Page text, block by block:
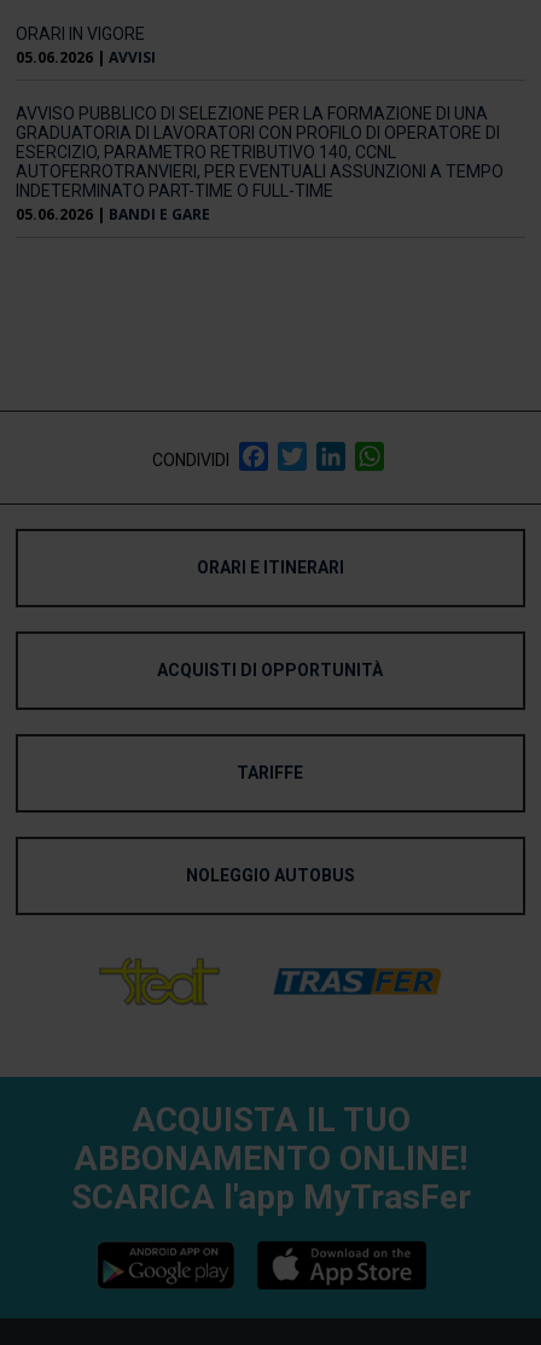
ORARI IN VIGORE
05.06.2026 |AVVISI
AVVISO PUBBLICO DI SELEZIONE PER LA FORMAZIONE DI UNA
GRADUATORIA DI LAVORATORI CON PROFILO DI OPERATORE DI
ESERCIZIO, PARAMETRO RETRIBUTIVO 140, CCNL
AUTOFERROTRANVIERI, PER EVENTUALI ASSUNZIONI A TEMPO
INDETERMINATO PART-TIME O FULL-TIME
05.06.2026 | BANDI E GARE
CONDIVIDI FacebookTwitterLinkedIn
ORARI E ITINERARI
ACQUISTI DI OPPORTUNITÀ
TARIFFE
NOLEGGIO AUTOBUS
ACQUISTA IL TUO
ABBONAMENTO ONLINE!
SCARICA l'app MyTrasFer